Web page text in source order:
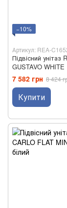
−10%
Артикул: REA-
Підвісний унітаз
GUSTAVO WHITE
7 582 грн 8 424
Купити